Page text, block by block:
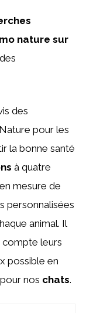
nature sur
des
pour les
la bonne santé
à quatre
mesure de
personnalisées
animal. Il
compte leurs
possible en
nos chats.